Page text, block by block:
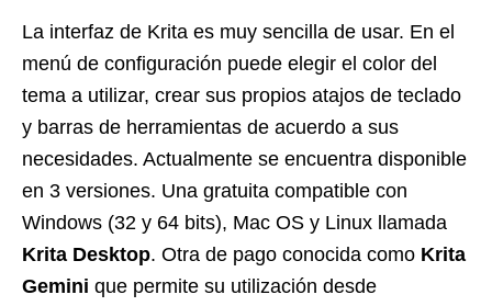
La interfaz de Krita es muy sencilla de usar. En el
menú de configuración puede elegir el color del
tema a utilizar, crear sus propios atajos de teclado
y barras de herramientas de acuerdo a sus
necesidades. Actualmente se encuentra disponible
en 3 versiones. Una gratuita compatible con
Windows (32 y 64 bits), Mac OS y Linux llamada
Krita Desktop. Otra de pago conocida como Krita
Gemini que permite su utilización desde